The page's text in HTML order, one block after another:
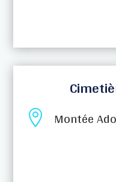
 Montée